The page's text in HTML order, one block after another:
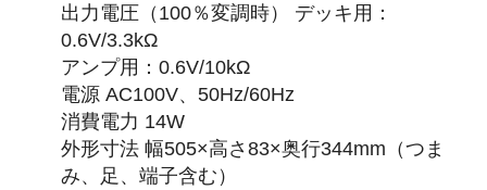
出力電圧（100％変調時） デッキ用：
0.6V/3.3kΩ
アンプ用：0.6V/10kΩ
電源 AC100V、50Hz/60Hz
消費電力 14W
外形寸法 幅505×高さ83×奥行344mm（つま
み、足、端子含む）